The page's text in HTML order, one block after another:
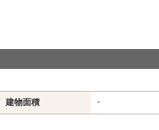
建物面積 -